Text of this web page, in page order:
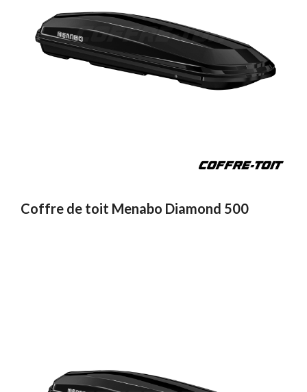
Coffre de toit Menabo Diamond 500